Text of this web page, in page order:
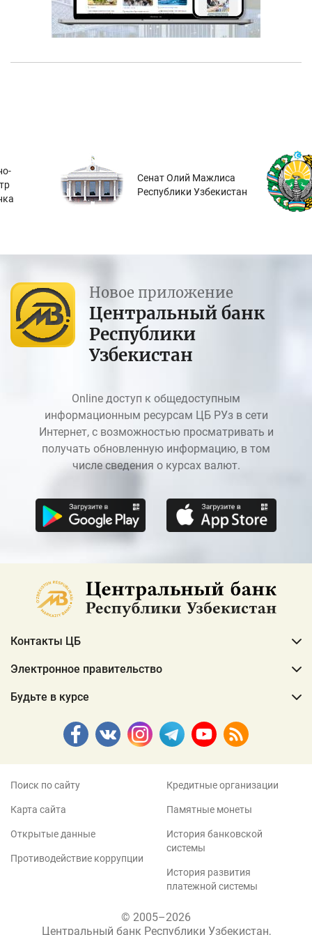
Сенат Олий Мажлиса
Республики Узбекистан
Новое приложение
Центральный банк
Республики
Узбекистан
Online доступ к общедоступным
информационным ресурсам ЦБ РУз в сети
Интернет, с возможностью просматривать и
получать обновленную информацию, в том
числе сведения о курсах валют.
Контакты ЦБ
Электронное правительство
Будьте в курсе
Поиск по сайту
Карта сайта
Открытые данные
Противодействие коррупции
Кредитные организации
Памятные монеты
История банковской
системы
История развития
платежной системы
© 2005–2026
Центральный банк Республики Узбекистан,